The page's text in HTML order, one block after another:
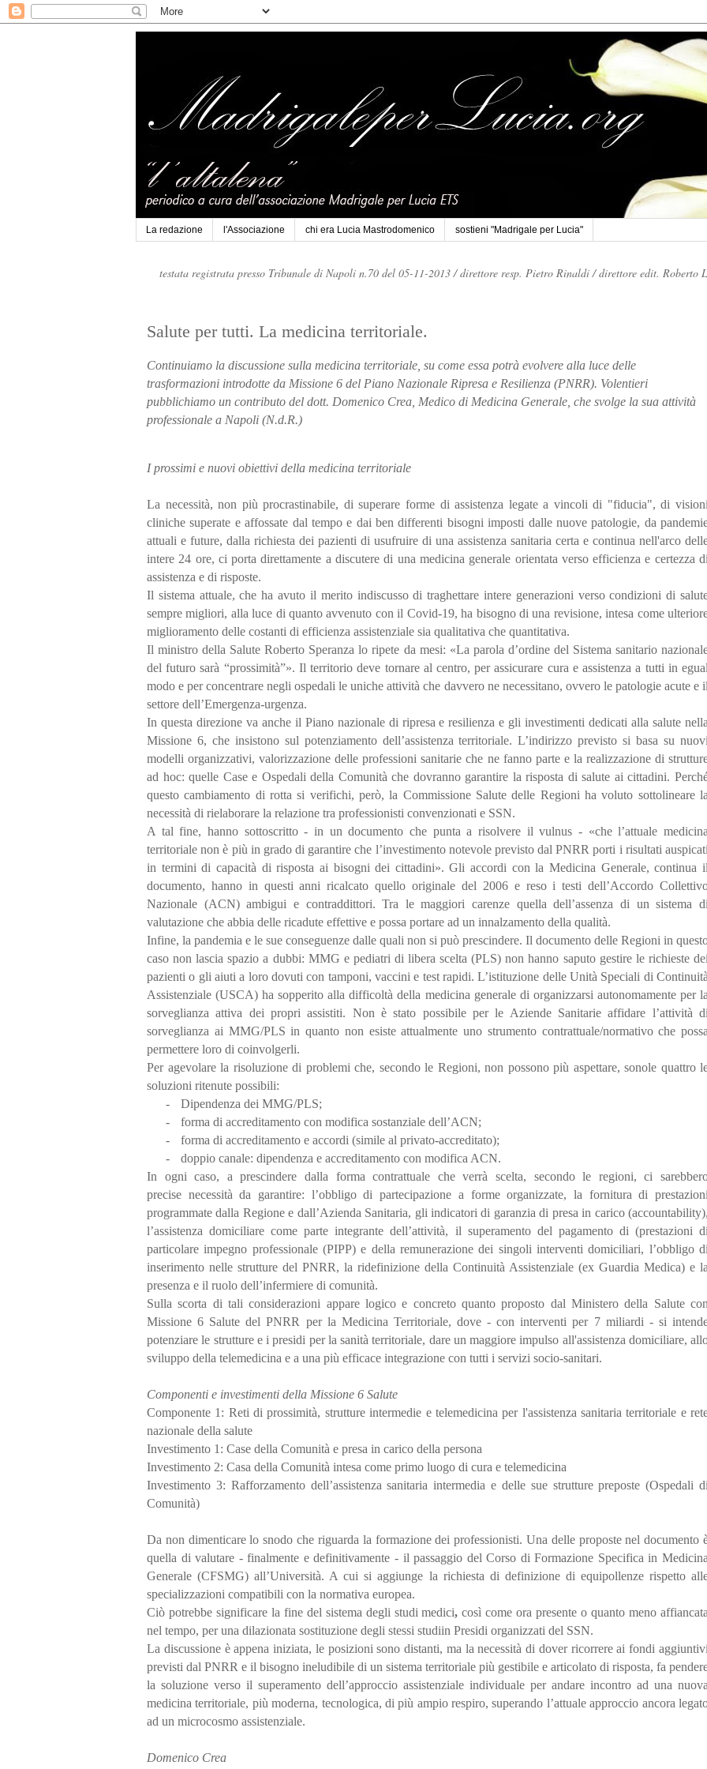
La redazione l'Associazione chi era Lucia Mastrodomenico sostieni "Madrigale per Lucia"
testata registrata presso Tribunale di Napoli n.70 del 05-11-2013 /direttore resp. Pietro Rinaldi /direttore edit. Roberto
Salute per tutti. La medicina territoriale.
Continuiamo la discussione sulla medicina territoriale, su come essa potrà evolvere alla luce delle
trasformazioni introdotte da Missione 6 del Piano Nazionale Ripresa e Resilienza (PNRR). Volentieri
pubblichiamo un contributo del dott. Domenico Crea, Medico di Medicina Generale, che svolge la sua attività
professionale a Napoli (N.d.R.)
I prossimi e nuovi obiettivi della medicina territoriale
La necessità, non più procrastinabile, di superare forme di assistenza legate a vincoli di "fiducia", di visioni
cliniche superate e affossate dal tempo e dai ben differenti bisogni imposti dalle nuove patologie, da
attuali e future, dalla richiesta dei pazienti di usufruire di una assistenza sanitaria certa e continua nell'arco
intere 24 ore, ci porta direttamente a discutere di una medicina generale orientata verso efficienza e certezza di
assistenza e di risposte.
Il sistema attuale, che ha avuto il merito indiscusso di traghettare intere generazioni verso condizioni di
sempre migliori, alla luce di quanto avvenuto con il Covid-19, ha bisogno di una revisione, intesa come
miglioramento delle costanti di efficienza assistenziale sia qualitativa che quantitativa.
Il ministro della Salute Roberto Speranza lo ripete da mesi: «La parola d’ordine del Sistema sanitario
del futuro sarà “prossimità”». Il territorio deve tornare al centro, per assicurare cura e assistenza a tutti in egual
modo e per concentrare negli ospedali le uniche attività che davvero ne necessitano, ovvero le patologie acute e il
settore dell’Emergenza-urgenza.
In questa direzione va anche il Piano nazionale di ripresa e resilienza e gli investimenti dedicati alla salute nella
Missione 6, che insistono sul potenziamento dell’assistenza territoriale. L’indirizzo previsto si basa su nuovi
modelli organizzativi, valorizzazione delle professioni sanitarie che ne fanno parte e la realizzazione di
ad hoc: quelle Case e Ospedali della Comunità che dovranno garantire la risposta di salute ai cittadini.
questo cambiamento di rotta si verifichi, però, la Commissione Salute delle Regioni ha voluto sottolineare la
necessità di rielaborare la relazione tra professionisti convenzionati e SSN.
A tal fine, hanno sottoscritto - in un documento che punta a risolvere il vulnus - «che l’attuale medicina
territoriale non è più in grado di garantire che l’investimento notevole previsto dal PNRR porti i risultati auspicati
in termini di capacità di risposta ai bisogni dei cittadini». Gli accordi con la Medicina Generale, continua il
documento, hanno in questi anni ricalcato quello originale del 2006 e reso i testi dell’Accordo
Nazionale (ACN) ambigui e contraddittori. Tra le maggiori carenze quella dell’assenza di un sistema di
valutazione che abbia delle ricadute effettive e possa portare ad un innalzamento della qualità.
Infine, la pandemia e le sue conseguenze dalle quali non si può prescindere. Il documento delle Regioni in
caso non lascia spazio a dubbi: MMG e pediatri di libera scelta (PLS) non hanno saputo gestire le richieste dei
pazienti o gli aiuti a loro dovuti con tamponi, vaccini e test rapidi. L’istituzione delle Unità Speciali di Continuità
Assistenziale (USCA) ha sopperito alla difficoltà della medicina generale di organizzarsi autonomamente per la
sorveglianza attiva dei propri assistiti. Non è stato possibile per le Aziende Sanitarie affidare l’attività di
sorveglianza ai MMG/PLS in quanto non esiste attualmente uno strumento contrattuale/normativo che possa
permettere loro di coinvolgerli.
Per agevolare la risoluzione di problemi che, secondo le Regioni, non possono più aspettare, sonole quattro
soluzioni ritenute possibili:
-
Dipendenza dei MMG/PLS;
-
forma di accreditamento con modifica sostanziale dell’ACN;
-
forma di accreditamento e accordi (simile al privato-accreditato);
-
doppio canale: dipendenza e accreditamento con modifica ACN.
In ogni caso, a prescindere dalla forma contrattuale che verrà scelta, secondo le regioni, ci
precise necessità da garantire: l’obbligo di partecipazione a forme organizzate, la fornitura di prestazioni
programmate dalla Regione e dall’Azienda Sanitaria, gli indicatori di garanzia di presa in carico (accountability),
l’assistenza domiciliare come parte integrante dell’attività, il superamento del pagamento di (prestazioni di
particolare impegno professionale (PIPP) e della remunerazione dei singoli interventi domiciliari, l’obbligo di
inserimento nelle strutture del PNRR, la ridefinizione della Continuità Assistenziale (ex Guardia Medica) e la
presenza e il ruolo dell’infermiere di comunità.
Sulla scorta di tali considerazioni appare logico e concreto quanto proposto dal Ministero della Salute con
Missione 6 Salute del PNRR per la Medicina Territoriale, dove - con interventi per 7 miliardi - si
potenziare le strutture e i presidi per la sanità territoriale, dare un maggiore impulso all'assistenza domiciliare,
sviluppo della telemedicina e a una più efficace integrazione con tutti i servizi socio-sanitari.
Componenti e investimenti della Missione 6 Salute
Componente 1: Reti di prossimità, strutture intermedie e telemedicina per l'assistenza sanitaria territoriale e
nazionale della salute
Investimento 1: Case della Comunità e presa in carico della persona
Investimento 2: Casa della Comunità intesa come primo luogo di cura e telemedicina
Investimento 3: Rafforzamento dell’assistenza sanitaria intermedia e delle sue strutture preposte (Ospedali di
Comunità)
Da non dimenticare lo snodo che riguarda la formazione dei professionisti. Una delle proposte nel documento
quella di valutare - finalmente e definitivamente - il passaggio del Corso di Formazione Specifica in Medicina
Generale (CFSMG) all’Università. A cui si aggiunge la richiesta di definizione di equipollenze rispetto
specializzazioni compatibili con la normativa europea.
Ciò potrebbe significare la fine del sistema degli studi medici, così come ora presente o quanto meno affiancata
nel tempo, per una dilazionata sostituzione degli stessi studiin Presidi organizzati del SSN.
La discussione è appena iniziata, le posizioni sono distanti, ma la necessità di dover ricorrere ai fondi aggiuntivi
previsti dal PNRR e il bisogno ineludibile di un sistema territoriale più gestibile e articolato di risposta, fa
la soluzione verso il superamento dell’approccio assistenziale individuale per andare incontro ad una nuova
medicina territoriale, più moderna, tecnologica, di più ampio respiro, superando l’attuale approccio ancora
ad un microcosmo assistenziale.
Domenico Crea